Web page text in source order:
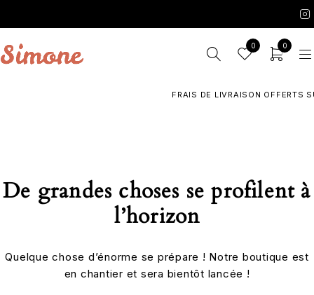
0 0
FRAIS DE LIVRAISON OFFERTS
De grandes choses se profilent à
l’horizon
Quelque chose d’énorme se prépare ! Notre boutique est
en chantier et sera bientôt lancée !